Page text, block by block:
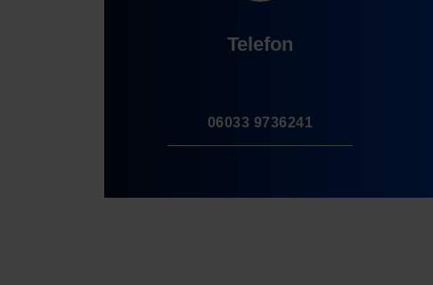
Telefon
06033 9736241